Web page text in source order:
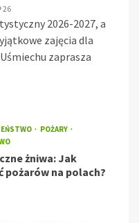
26
2026-2027, a
zajęcia dla
zaprasza
POŻARY
żniwa: Jak
pożarów na polach?